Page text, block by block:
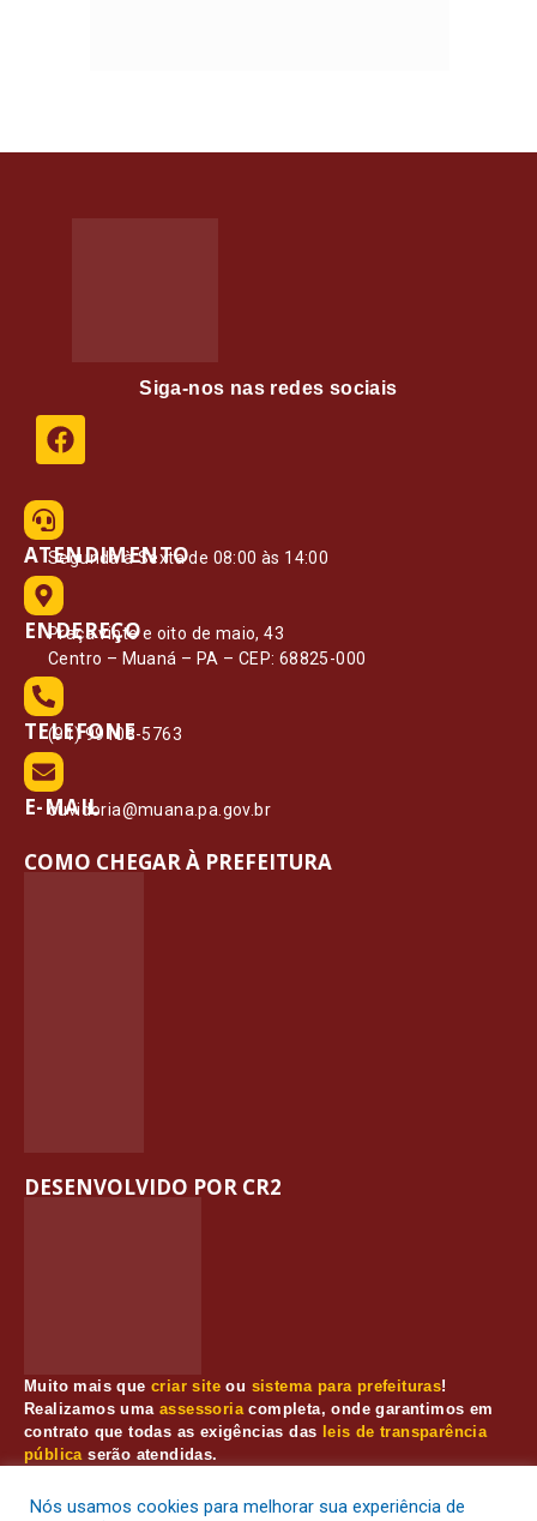
Siga-nos nas redes sociais
ATENDIMENTO
Segunda à Sexta de 08:00 às 14:00
ENDEREÇO
Praça vinte e oito de maio, 43
Centro – Muaná – PA – CEP: 68825-000
TELEFONE
(91) 99108-5763
E-MAIL
ouvidoria@muana.pa.gov.br
COMO CHEGAR À PREFEITURA
Muito mais quecriar site ou sistema para prefeituras!
Realizamos umaassessoriacompleta, onde garantimos em
contrato que todas as exigências das leis de transparência
públicaserão atendidas.
DESENVOLVIDO POR CR2
Nós usamos cookies para melhorar sua experiência de